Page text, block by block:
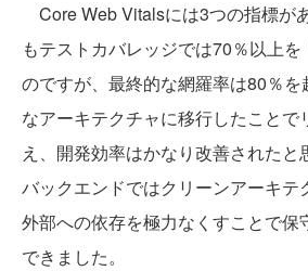
Core Web Vitalsには3つの指標が
もテストカバレッジでは70％以上
のですが、最終的な網羅率は80％
なアーキテクチャに移行したことで
え、開発効率はかなり改善されたと
バックエンドではクリーンアーキテ
外部への依存を極力なくすことで保
できました。